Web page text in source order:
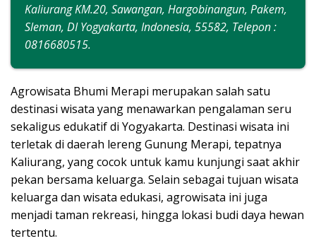
Kaliurang KM.20, Sawangan, Hargobinangun, Pakem,
Sleman, DI Yogyakarta, Indonesia, 55582, Telepon :
0816680515.
Agrowisata Bhumi Merapi merupakan salah satu
destinasi wisata yang menawarkan pengalaman seru
sekaligus edukatif di Yogyakarta. Destinasi wisata ini
terletak di daerah lereng Gunung Merapi, tepatnya
Kaliurang, yang cocok untuk kamu kunjungi saat akhir
pekan bersama keluarga. Selain sebagai tujuan wisata
keluarga dan wisata edukasi, agrowisata ini juga
menjadi taman rekreasi, hingga lokasi budi daya hewan
tertentu.